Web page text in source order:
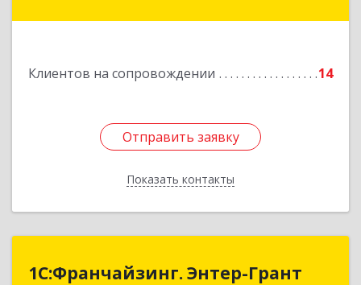
Клиентов на сопровождении 14
Отправить заявку
Показать контакты
Отправить заявку
Назад
1С:Франчайзинг. Энтер-Грант
1С:Франчайзинг. Энтер-Грант